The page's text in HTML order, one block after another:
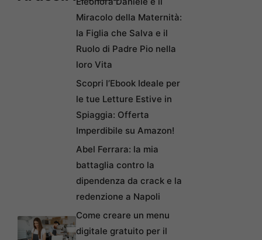
Miracolo della Maternità:
la Figlia che Salva e il
Ruolo di Padre Pio nella
loro Vita
Scopri l’Ebook Ideale per
le tue Letture Estive in
Spiaggia: Offerta
Imperdibile su Amazon!
Abel Ferrara: la mia
battaglia contro la
dipendenza da crack e la
redenzione a Napoli
Come creare un menu
digitale gratuito per il